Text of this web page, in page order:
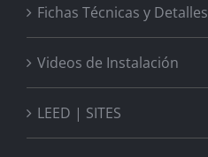
Fichas Técnicas y Detalles
Videos de Instalación
LEED | SITES